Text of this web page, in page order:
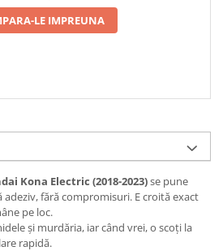
LE IMPREUNA
Kona Electric (2018-2023)se pune
fără compromisuri. E croită exact
pe loc.
și murdăria, iar când vrei, o scoți la
rapidă.